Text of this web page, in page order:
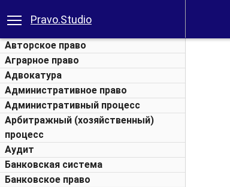
Pravo.Studio
Авторское право
Аграрное право
Адвокатура
Административное право
Административный процесс
Арбитражный (хозяйственный)
процесс
Аудит
Банковская система
Банковское право